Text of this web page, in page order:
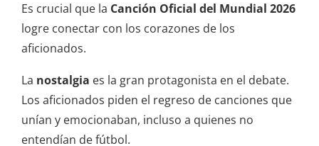
Es crucial que la Canción Oficial del Mundial 2026
logre conectar con los corazones de los
aficionados.
La nostalgia es la gran protagonista en el debate.
Los aficionados piden el regreso de canciones que
unían y emocionaban, incluso a quienes no
entendían de fútbol.